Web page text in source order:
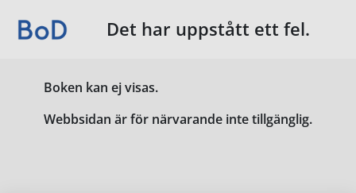
Det har uppstått ett fel.
Boken kan ej visas.
Webbsidan är för närvarande inte tillgänglig.